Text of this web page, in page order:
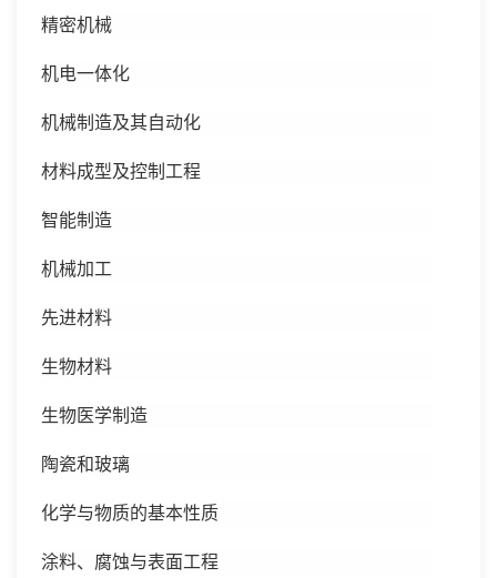
精密机械
机电一体化
机械制造及其自动化
材料成型及控制工程
智能制造
机械加工
先进材料
生物材料
生物医学制造
陶瓷和玻璃
化学与物质的基本性质
涂料、腐蚀与表面工程